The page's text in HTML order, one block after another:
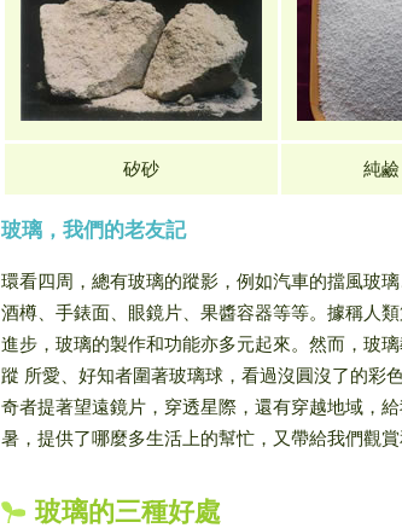
矽砂 純鹼
玻璃，我們的老友記
環看四周，總有玻璃的蹤影，例如汽車的擋風玻
酒樽、手錶面、眼鏡片、果醬容器等等。據稱人
進步，玻璃的製作和功能亦多元起來。然而，玻
蹤 所愛、好知者圍著玻璃球，看過沒圓沒了的彩
奇者提著望遠鏡片，穿透星際，還有穿越地域，
暑，提供了哪麼多生活上的幫忙，又帶給我們觀
玻璃的三種好處